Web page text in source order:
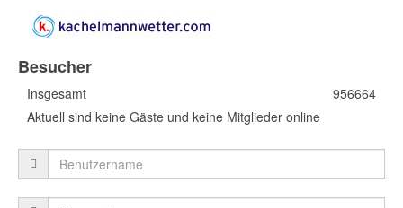
Besucher
Insgesamt
956664
Aktuell sind keine Gäste und keine Mitglieder online